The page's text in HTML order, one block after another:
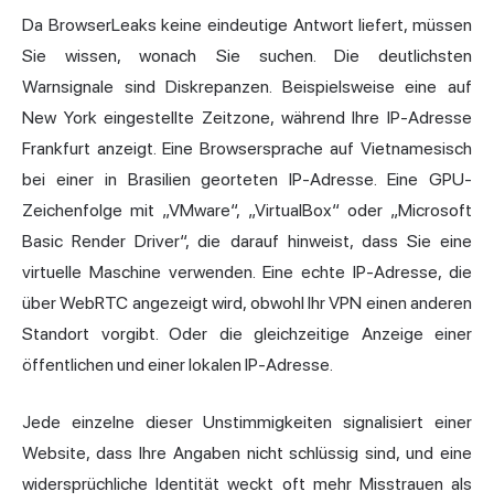
Da BrowserLeaks keine eindeutige Antwort liefert, müssen
Sie wissen, wonach Sie suchen. Die deutlichsten
Warnsignale sind Diskrepanzen. Beispielsweise eine auf
New York eingestellte Zeitzone, während Ihre IP-Adresse
Frankfurt anzeigt. Eine Browsersprache auf Vietnamesisch
bei einer in Brasilien georteten IP-Adresse. Eine GPU-
Zeichenfolge mit „VMware“, „VirtualBox“ oder „Microsoft
Basic Render Driver“, die darauf hinweist, dass Sie eine
virtuelle Maschine verwenden. Eine echte IP-Adresse, die
über WebRTC angezeigt wird, obwohl Ihr VPN einen anderen
Standort vorgibt. Oder die gleichzeitige Anzeige einer
öffentlichen und einer lokalen IP-Adresse.
Jede einzelne dieser Unstimmigkeiten signalisiert einer
Website, dass Ihre Angaben nicht schlüssig sind, und eine
widersprüchliche Identität weckt oft mehr Misstrauen als